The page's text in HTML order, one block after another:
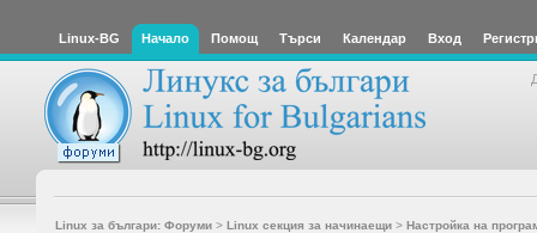
Linux-BG Начало Помощ Търси Календар Вход
Linux за българи: Форуми> Linux секция за начинаещи> Настройка на